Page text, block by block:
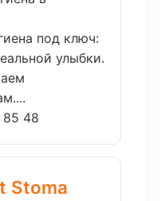
под ключ:
улыбки.
48
Stoma